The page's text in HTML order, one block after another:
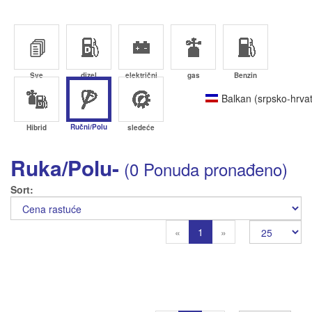
Sve dizel električni gas Benzin
Hibrid Ručni/Polu sledeće
Balkan (srpsko-
Ruka/Polu- (0 Ponuda pronađeno)
Sort
« Previous
1 »